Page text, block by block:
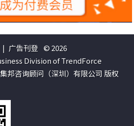
| 广告刊登 © 2026
Division of TrendForce
邦咨询顾问（深圳）有限公司 版权